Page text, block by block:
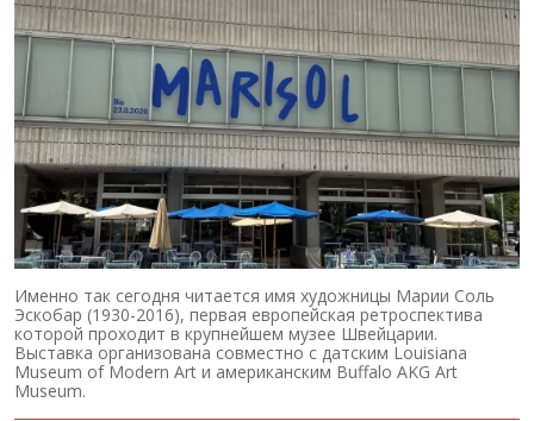
Именно так сегодня читается имя художницы Марии Соль
Эскобар (1930-2016), первая европейская ретроспектива
которой проходит в крупнейшем музее Швейцарии.
Выставка организована совместно с датским Louisiana
Museum of Modern Art и американским Buffalo AKG Art
Museum.